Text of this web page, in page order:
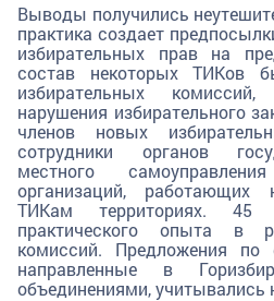
Выводы получились
практика создает
избирательных прав на
состав некоторых ТИКов
избирательных
нарушения избирательного
членов новых
сотрудники органов
местного
организаций, работающих
ТИКам территориях.
практического опыта в
комиссий. Предложения
направленные в
объединениями, учитывались